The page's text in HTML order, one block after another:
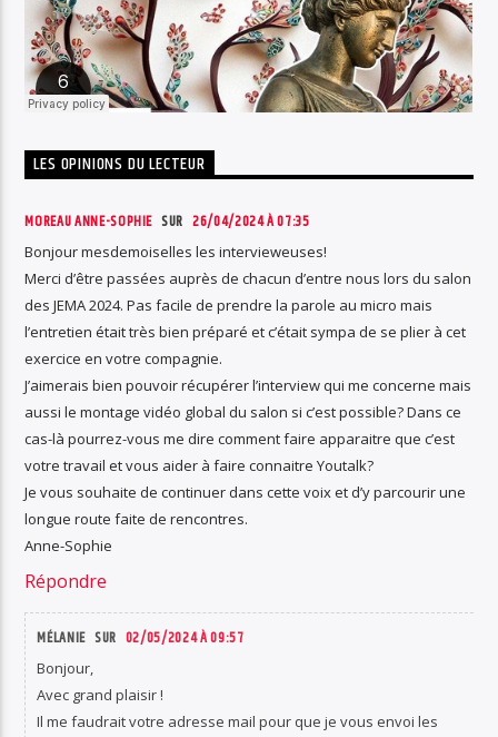
LES OPINIONS DU LECTEUR
MOREAU ANNE-SOPHIE SUR 26/04/2024 À 07:35
Bonjour mesdemoiselles les intervieweuses!
Merci d’être passées auprès de chacun d’entre nous lors du salon
des JEMA 2024. Pas facile de prendre la parole au micro mais
l’entretien était très bien préparé et c’était sympa de se plier à cet
exercice en votre compagnie.
J’aimerais bien pouvoir récupérer l’interview qui me concerne mais
aussi le montage vidéo global du salon si c’est possible? Dans ce
cas-là pourrez-vous me dire comment faire apparaitre que c’est
votre travail et vous aider à faire connaitre Youtalk?
Je vous souhaite de continuer dans cette voix et d’y parcourir une
longue route faite de rencontres.
Anne-Sophie
Répondre
MÉLANIE SUR 02/05/2024 À 09:57
Bonjour,
Avec grand plaisir !
Il me faudrait votre adresse mail pour que je vous envoi les